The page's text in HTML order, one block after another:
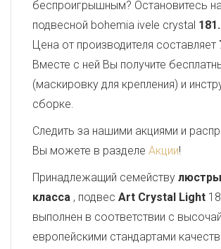
беспроигрышным? Остановитесь
подвесной bohemia ivele crystal
Цена от производителя составляет
Вместе с ней Вы получите
(маскировку для крепления) и
сборке.
Следить за нашими акциями и
Вы можете в разделе Акции!
Принадлежащий семейству
класса , подвес Art Crystal Light
выполнен в соответствии с
европейскими стандартами